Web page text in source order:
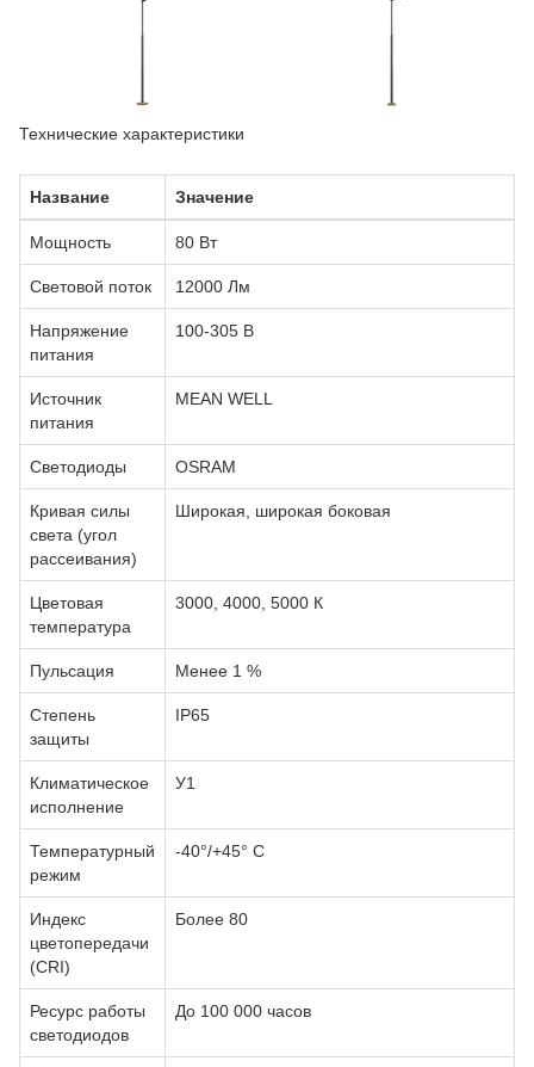
Технические характеристики
Название Значение
Мощность 80 Вт
Световой поток 12000 Лм
Напряжение
питания
100-305 В
Источник
питания
MEAN WELL
Светодиоды OSRAM
Кривая силы
света (угол
рассеивания)
Широкая, широкая боковая
Цветовая
температура
3000, 4000, 5000 К
Пульсация Менее 1 %
Степень
защиты
IP65
Климатическое
исполнение
У1
Температурный
режим
-40°/+45° С
Индекс
цветопередачи
(CRI)
Более 80
Ресурс работы
светодиодов
До 100 000 часов